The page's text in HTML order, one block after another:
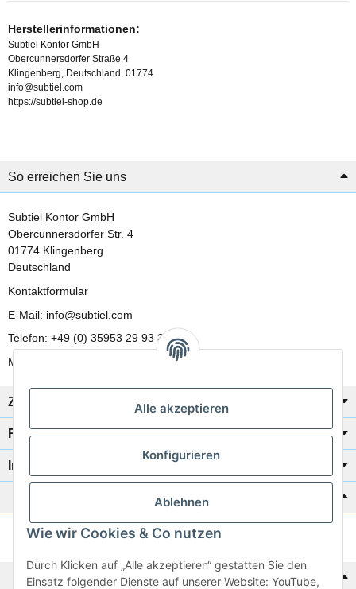
Alle akzeptieren
Konfigurieren
Ablehnen
Wie wir Cookies & Co nutzen
Durch Klicken auf „Alle akzeptieren“ gestatten Sie den
Einsatz folgender Dienste auf unserer Website: YouTube,
Herstellerinformationen:
Subtiel Kontor GmbH
Obercunnersdorfer Straße 4
Klingenberg, Deutschland, 01774
info@subtiel.com
https://subtiel-shop.de
So erreichen Sie uns
Subtiel Kontor GmbH
Obercunnersdorfer Str. 4
01774 Klingenberg
Deutschland
Kontaktformular
E-Mail: info@subtiel.com
Telefon: +49 (0) 35953 29 93 30
Mo-Fr: 8:00 Uhr - 17:00 Uhr
Zahlung/Versand
Rechtliches
Informationen
Katalog zur Hand?
Zur Schnellbestellung
Noch kein Katalog?